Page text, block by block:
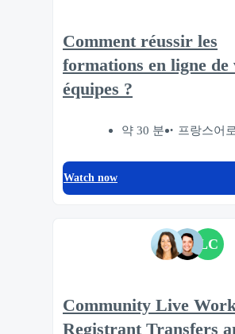
Comment réussir les
formations en ligne de
équipes ?
약 30 분 프랑스어로
Watch now
LC
Community Live
Registrant Transfers